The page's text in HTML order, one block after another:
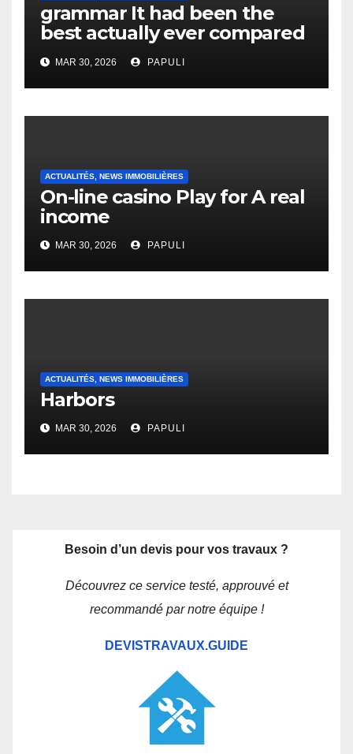
grammar It had been the
best actually ever compared
to it’s the top actually?
English Vocabulary Learners
Heap Change
MAR 30, 2026 PAPULI
ACTUALITÉS, NEWS IMMOBILIÈRES
On-line casino Play for A real
income
MAR 30, 2026 PAPULI
ACTUALITÉS, NEWS IMMOBILIÈRES
Harbors
MAR 30, 2026 PAPULI
Besoin d’un devis pour vos travaux ?
Découvrez ce service testé, approuvé et
recommandé par notre équipe !
DEVISTRAVAUX.GUIDE